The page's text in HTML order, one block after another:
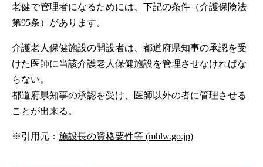
老健で管理者になるためには、下記の条件（介護保険法
第95条）があります。
介護老人保健施設の開設者は、都道府県知事の承認を受
けた医師に当該介護老人保健施設を管理させなければな
らない。
都道府県知事の承認を受け、医師以外の者に管理させる
ことが出来る。
※引用元： 施設長の資格要件等 (mhlw.go.jp)